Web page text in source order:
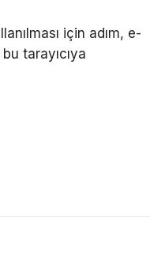
için adım, e-
tarayıcıya